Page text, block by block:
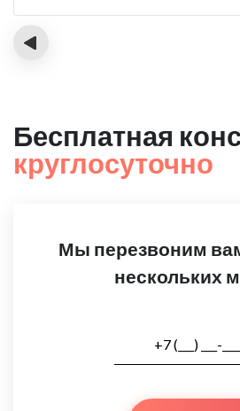
‹
Бесплатная
круглосуточно
Мы перезвоним
нескольких